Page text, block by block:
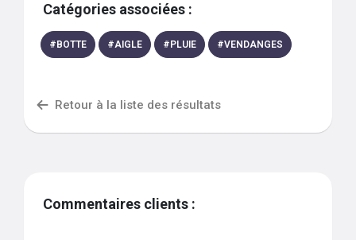
Catégories associées :
# BOTTE #AIGLE # PLUIE #VENDANGES
Retour à la liste des résultats
Commentaires clients :